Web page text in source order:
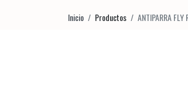
Inicio Productos ANTIPARRA